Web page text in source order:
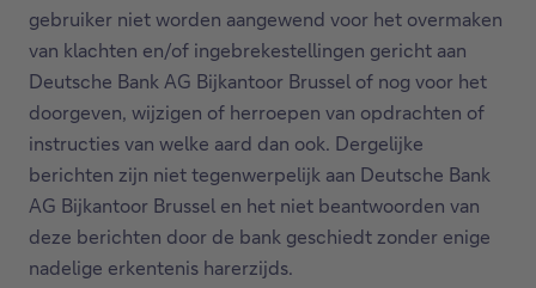
gebruiker niet worden aangewend voor het overmaken
van klachten en/of ingebrekestellingen gericht aan
Deutsche Bank AG Bijkantoor Brussel of nog voor het
doorgeven, wijzigen of herroepen van opdrachten of
instructies van welke aard dan ook. Dergelijke
berichten zijn niet tegenwerpelijk aan Deutsche Bank
AG Bijkantoor Brussel en het niet beantwoorden van
deze berichten door de bank geschiedt zonder enige
nadelige erkentenis harerzijds.